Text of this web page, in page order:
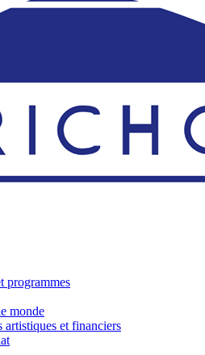
programmes
monde
artistiques et financiers